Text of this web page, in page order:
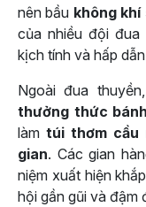
nên bầu không khí
của nhiều đội
kịch tính và hấp
Ngoài đua
thưởng thức
làm túi thơm cầu
gian. Các gian
niệm xuất hiện
hội gần gũi và đậm